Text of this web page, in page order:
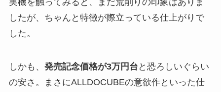
実機を触ってみると、まだ荒削りの印象はありま
したが、ちゃんと特徴が際立っている仕上がりで
した。
しかも、 発売記念価格が3万円台 と恐ろしいぐらい
の安さ。まさにALLDOCUBEの意欲作といった仕